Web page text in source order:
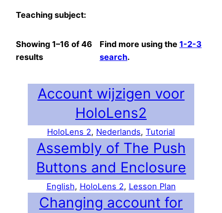
Teaching subject:
Showing 1–16 of 46
results
Find more using the 1-2-3
search.
Account wijzigen voor
HoloLens2
HoloLens 2, Nederlands, Tutorial
Assembly of The Push
Buttons and Enclosure
English, HoloLens 2, Lesson Plan
Changing account for